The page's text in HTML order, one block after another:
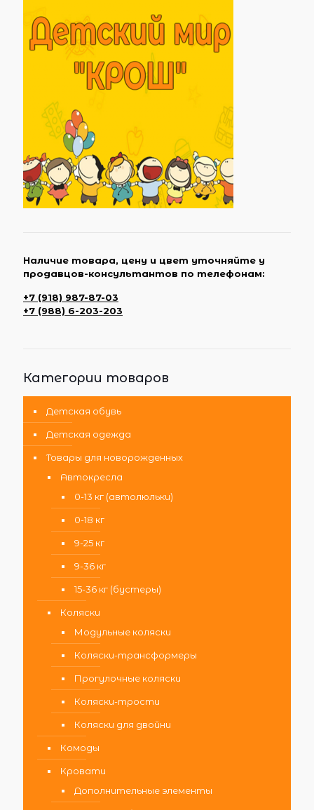
Наличие товара, цену и цвет уточняйте у
продавцов-консультантов по телефонам:
+7 (918) 987-87-03
+7 (988) 6-203-203
Категории товаров
Детская обувь
Детская одежда
Товары для новорожденных
Автокресла
0-13 кг (автолюльки)
0-18 кг
9-25 кг
9-36 кг
15-36 кг (бустеры)
Коляски
Модульные коляски
Коляски-трансформеры
Прогулочные коляски
Коляски-трости
Коляски для двойни
Комоды
Кровати
Дополнительные элементы